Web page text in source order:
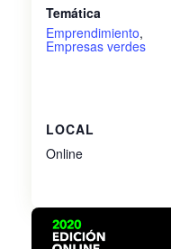
Temática
Emprendimiento,
Empresas verdes
LOCAL
Online